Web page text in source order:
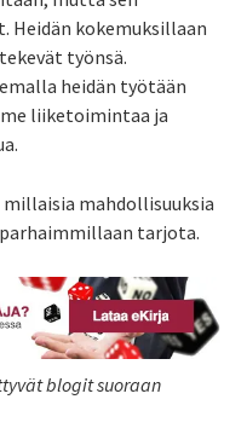
kokemuksillaan
työnsä.
heidän työtään
liiketoimintaa ja
mahdollisuuksia
tarjota.
blogit suoraan